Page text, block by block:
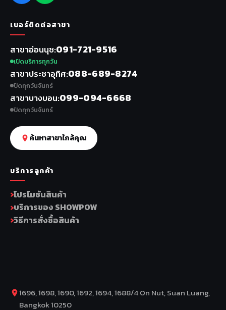
เบอร์ติดต่อสาขา
สาขาอ่อนนุช 091-721-9516
เปิดบริการทุกวัน
สาขาประชาอุทิศ 088-689-8274
ปิดทุกวันจันทร์
สาขาบางบอน 099-094-6668
ปิดทุกวันจันทร์
ค้นหาสาขาใกล้คุณ
บริการลูกค้า
โปรโมชันสินค้า
บริการของ SHOWPOW
วิธีการสั่งซื้อสินค้า
1696, 1698, 1690, 1692, 1694, 1688/4 On Nut, Suan Luang,
Bangkok 10250